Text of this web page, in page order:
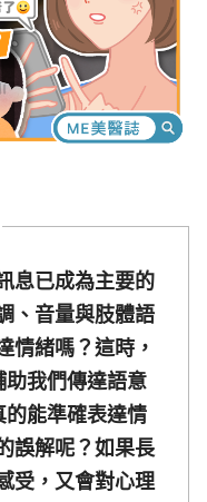
息已成為主要的
、音量與肢體語
情緒嗎？這時，
我們傳達語意
能準確表達情
誤解呢？如果長
受，又會對心理